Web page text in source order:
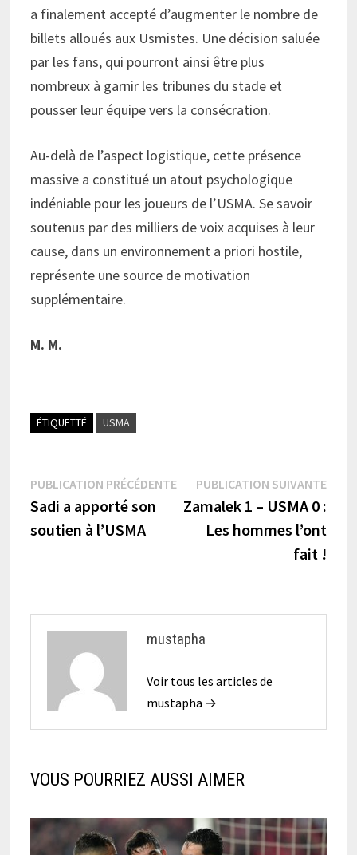
a finalement accepté d’augmenter le nombre de
billets alloués aux Usmistes. Une décision saluée
par les fans, qui pourront ainsi être plus
nombreux à garnir les tribunes du stade et
pousser leur équipe vers la consécration.
Au-delà de l’aspect logistique, cette présence
massive a constitué un atout psychologique
indéniable pour les joueurs de l’USMA. Se savoir
soutenus par des milliers de voix acquises à leur
cause, dans un environnement a priori hostile,
représente une source de motivation
supplémentaire.
M. M.
ÉTIQUETTÉ USMA
Navigation
de
PUBLICATION PRÉCÉDENTEPublication
précédente :
Sadi a apporté son
soutien à l’USMA
PUBLICATION SUIVANTE
Zamalek 1 – USMA 0 :
Les hommes l’ont
fait !
mustapha
Voir tous les articles de
mustapha →
VOUS POURRIEZ AUSSI AIMER